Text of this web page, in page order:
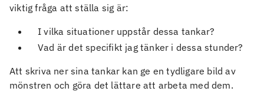
viktig fråga att ställa sig är:
I vilka situationer uppstår dessa tankar?
Vad är det specifikt jag tänker i dessa stunder?
Att skriva ner sina tankar kan ge en tydligare bild av
mönstren och göra det lättare att arbeta med dem.